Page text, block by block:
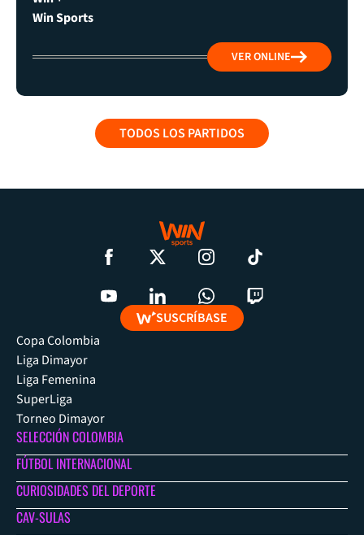
Win Sports
VER ONLINE
TODOS LOS PARTIDOS
SUSCRÍBASE
Copa Colombia
Liga Dimayor
Liga Femenina
SuperLiga
Torneo Dimayor
SELECCIÓN COLOMBIA
FÚTBOL INTERNACIONAL
CURIOSIDADES DEL DEPORTE
CAV-SULAS